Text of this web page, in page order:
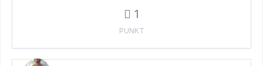
1
PUNKT